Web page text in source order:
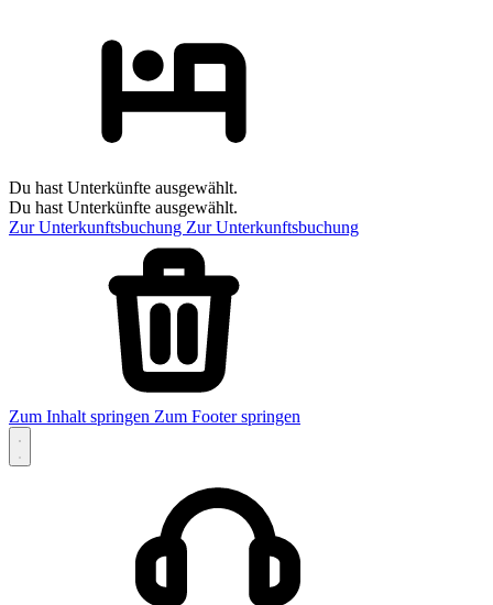
Du hast Unterkünfte ausgewählt.
Du hast Unterkünfte ausgewählt.
Zur Unterkunftsbuchung Zur Unterkunftsbuchung
Zum Inhalt springen Zum Footer springen